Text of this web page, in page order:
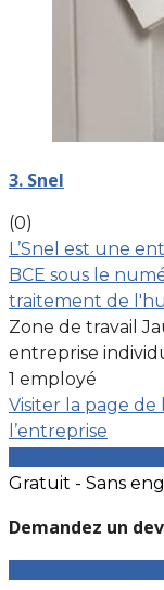
3. Snel
(0)
L’Snel est une
BCE sous le
traitement de
Zone de travail
entreprise
1 employé
Visiter la page de
l’entreprise
Gratuit - Sans
Demandez un